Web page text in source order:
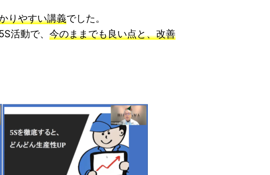
りやすい講義でした。
活動で、 今のままでも良い点と、改善